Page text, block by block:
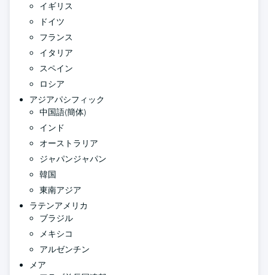
イギリス
ドイツ
フランス
イタリア
スペイン
ロシア
アジアパシフィック
中国語(簡体)
インド
オーストラリア
ジャパンジャパン
韓国
東南アジア
ラテンアメリカ
ブラジル
メキシコ
アルゼンチン
メア